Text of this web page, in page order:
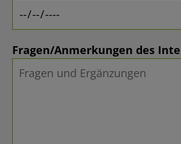
Fragen/Anmerkungen des